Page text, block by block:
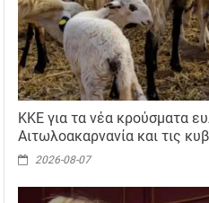
ΚΚΕ για τα νέα κρούσματα
Αιτωλοακαρνανία και τις
2026-08-07